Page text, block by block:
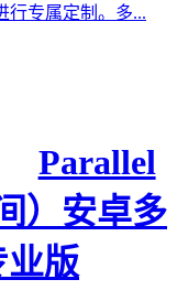
行专属定制。多...
Parallel
）安卓多
业版